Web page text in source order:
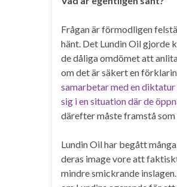
Frågan är förmodligen
hänt. Det Lundin Oil gjorde
de dåliga omdömet att
om det är säkert en
samarbetar med en
sig i en situation där de
därefter måste framstå
Lundin Oil har begått
deras image vore att
mindre smickrande